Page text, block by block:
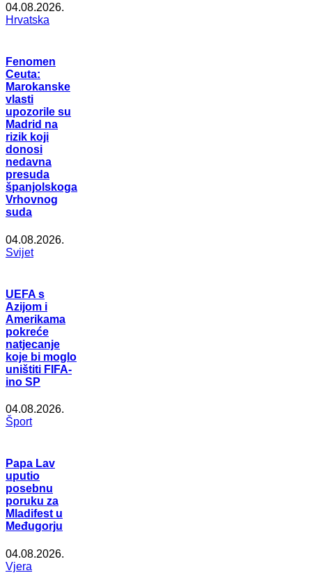
04.08.2026.
Hrvatska
Fenomen
Ceuta:
Marokanske
vlasti
upozorile su
Madrid na
rizik koji
donosi
nedavna
presuda
španjolskoga
Vrhovnog
suda
04.08.2026.
Svijet
UEFA s
Azijom i
Amerikama
pokreće
natjecanje
koje bi moglo
uništiti FIFA-
ino SP
04.08.2026.
Šport
Papa Lav
uputio
posebnu
poruku za
Mladifest u
Međugorju
04.08.2026.
Vjera